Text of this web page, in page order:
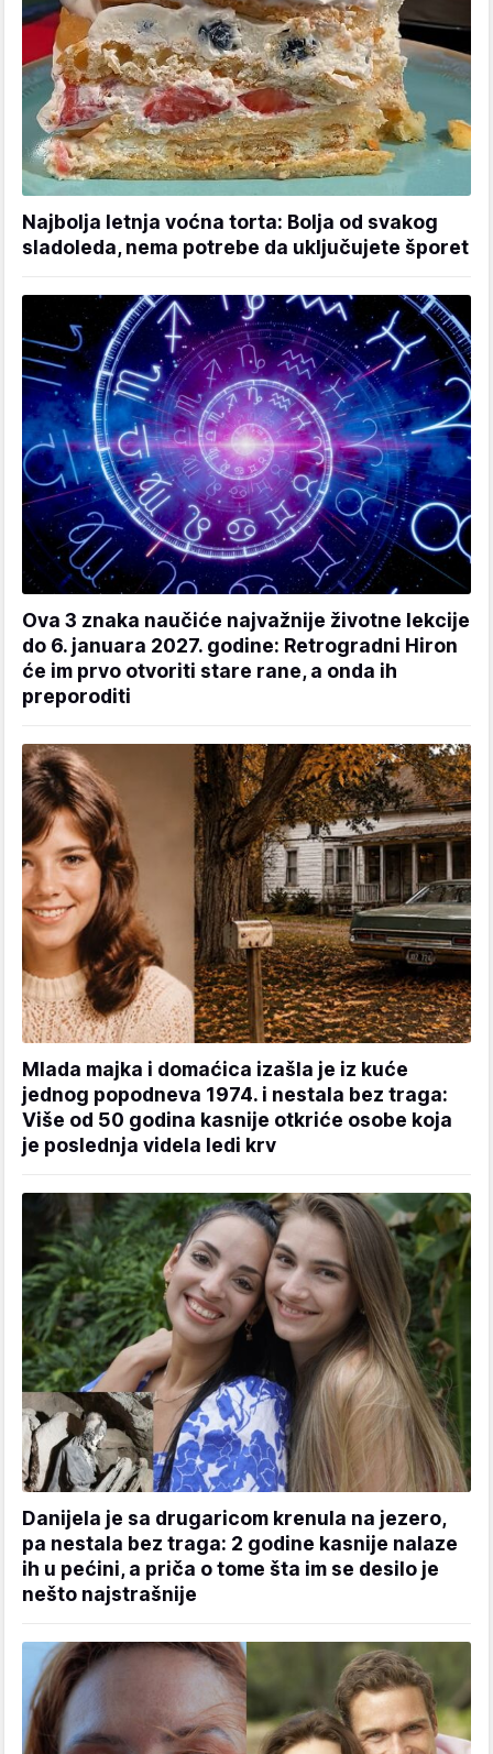
Najbolja letnja voćna torta: Bolja od svakog
sladoleda, nema potrebe da uključujete šporet
Ova 3 znaka naučiće najvažnije životne lekcije
do 6. januara 2027. godine: Retrogradni Hiron
će im prvo otvoriti stare rane, a onda ih
preporoditi
Mlada majka i domaćica izašla je iz kuće
jednog popodneva 1974. i nestala bez traga:
Više od 50 godina kasnije otkriće osobe koja
je poslednja videla ledi krv
Danijela je sa drugaricom krenula na jezero,
pa nestala bez traga: 2 godine kasnije nalaze
ih u pećini, a priča o tome šta im se desilo je
nešto najstrašnije